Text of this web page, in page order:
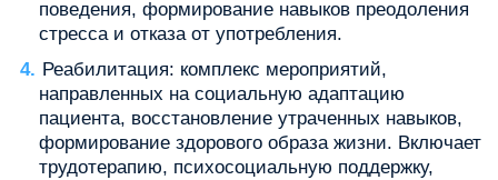
поведения, формирование навыков преодоления
стресса и отказа от употребления.
Реабилитация: комплекс мероприятий,
направленных на социальную адаптацию
пациента, восстановление утраченных навыков,
формирование здорового образа жизни. Включает
трудотерапию, психосоциальную поддержку,